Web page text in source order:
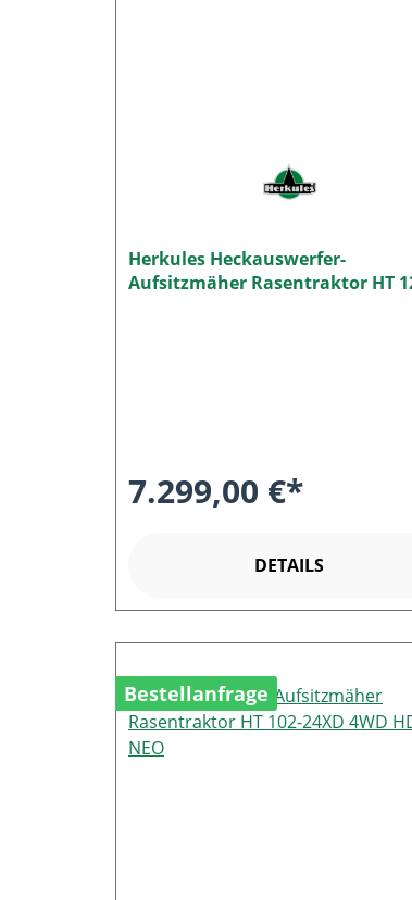
Herkules Heckauswerfer-
Aufsitzmäher Rasentraktor HT
7.299,00 €*
DETAILS
Bestellanfrage